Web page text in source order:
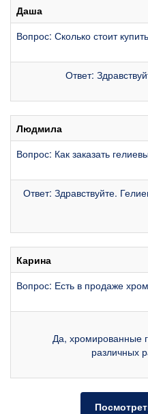
Даша
Вопрос: Сколько стоит
Ответ:
Людмила
Вопрос: Как заказать
Ответ: Здравствуйте.
Карина
Вопрос: Есть в продаже
Да, хромированные
различных